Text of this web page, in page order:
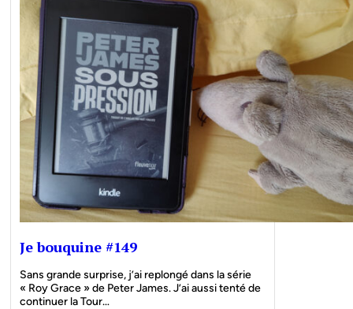
Je bouquine #149
Sans grande surprise, j’ai replongé dans la série
« Roy Grace » de Peter James. J’ai aussi tenté de
continuer la Tour…